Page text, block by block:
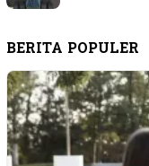
BERITA POPULER